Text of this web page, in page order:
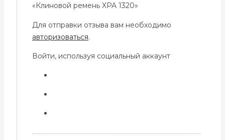
«Клиновой ремень XPA 1320»
Для отправки отзыва вам необходимо
авторизоваться.
Войти, используя социальный аккаунт